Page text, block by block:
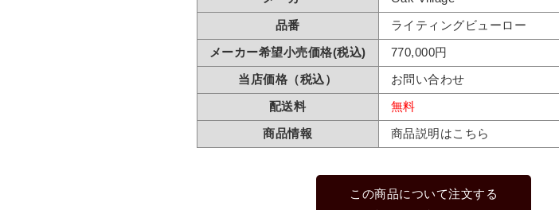
品番
ライティングビューロー
メーカー希望小売価格(税込)
770,000円
当店価格（税込）
お問い合わせ
配送料
無料
商品情報
商品説明はこちら
この商品について注文する